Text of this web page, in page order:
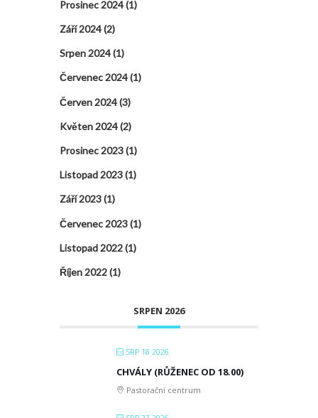
Prosinec 2024(1)
Září 2024(2)
Srpen 2024(1)
Červenec 2024(1)
Červen 2024(3)
Květen 2024(2)
Prosinec 2023(1)
Listopad 2023(1)
Září 2023(1)
Červenec 2023(1)
Listopad 2022(1)
Říjen 2022(1)
SRPEN 2026
SRP 18 2026
CHVÁLY (RŮŽENEC OD 18.00)
Pastorační centrum